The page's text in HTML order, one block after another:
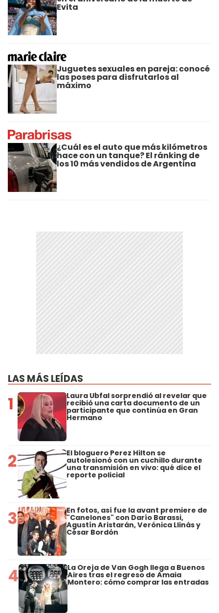
Evita
Juguetes sexuales en pareja: conocé
las poses para disfrutarlos al
máximo
¿Cuál es el auto que más kilómetros
hace con un tanque? El ránking de
los 10 más vendidos de Argentina
LAS MÁS LEÍDAS
1 Laura Ubfal sorprendió al revelar que
recibió una carta documento de un
participante que continúa en Gran
Hermano
2 El bloguero Perez Hilton se
autolesionó con un cuchillo durante
una transmisión en vivo: qué dice el
reporte policial
3 En fotos, así fue la avant premiere de
"Canelones" con Darío Barassi,
Agustín Aristarán, Verónica Llinás y
César Bordón
4 La Oreja de Van Gogh llega a Buenos
Aires tras el regreso de Amaia
Montero: cómo comprar las entradas